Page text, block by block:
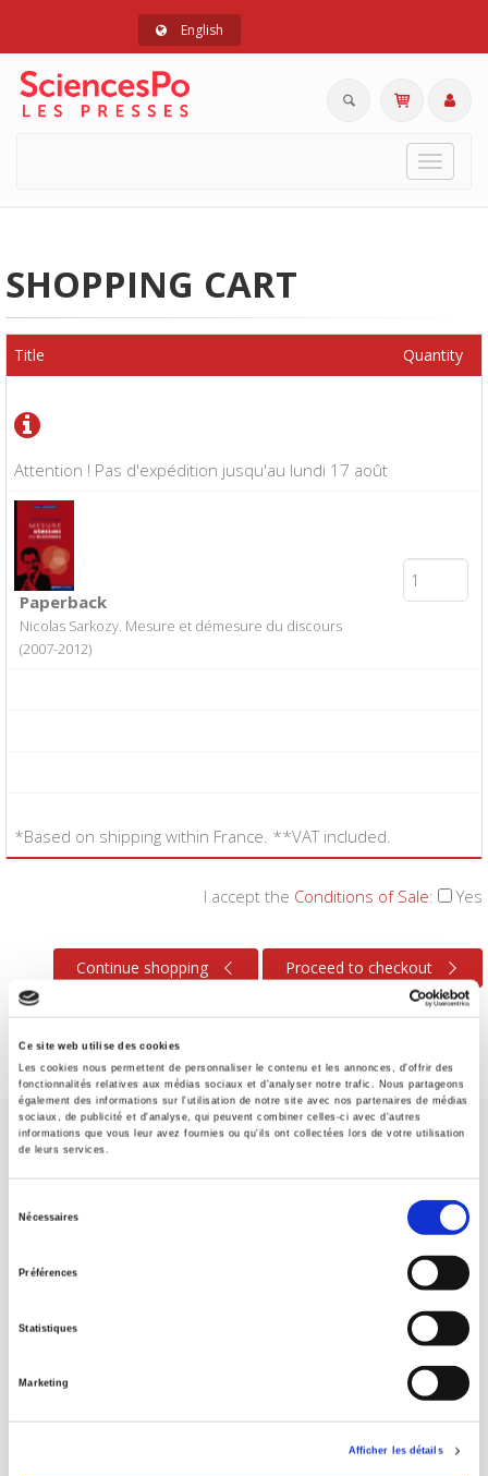
Ce site web utilise des cookies
Les cookies nous permettent de personnaliser le contenu et les annonces, d'offrir des
fonctionnalités relatives aux médias sociaux et d'analyser notre trafic. Nous partageons
également des informations sur l'utilisation de notre site avec nos partenaires de médias
sociaux, de publicité et d'analyse, qui peuvent combiner celles-ci avec d'autres
informations que vous leur avez fournies ou qu'ils ont collectées lors de votre utilisation
de leurs services.
Nécessaires
Préférences
Statistiques
Marketing
Afficher les détails
English
Toggle
SHOPPING CART
Attention ! Pas d'expédition jusqu'au lundi 17 août
Title Quantity
Paperback
Nicolas Sarkozy. Mesure et démesure du discours
(2007-2012)
*Based on shipping within France. **VAT included.
I accept the Conditions of Sale: Yes
Continue shopping Proceed to checkout
SCIENCES PO UNIVERSITY PRESS has a threefold role: to publish
original research, to edit reference works for student use, and to
help public and political debate.
FOREIGN RIGHTS
FOR BOOKSHOPS